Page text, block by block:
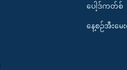
ပေါ့ဒ်ကတ်စ်
နေ့စဉ်အီးမ